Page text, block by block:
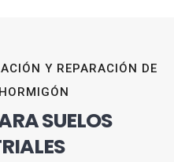
Y REPARACIÓN DE
SUELOS